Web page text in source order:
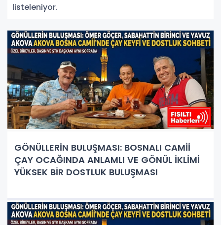
listeleniyor.
GÖNÜLLERİN BULUŞMASI: BOSNALI CAMİİ
ÇAY OCAĞINDA ANLAMLI VE GÖNÜL İKLİMİ
YÜKSEK BİR DOSTLUK BULUŞMASI